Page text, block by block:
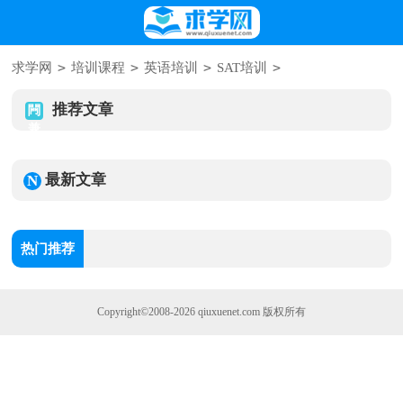
求学网 > 培训课程 > 英语培训 > SAT培训 >
推荐文章
最新文章
热门推荐
Copyright©2008-2026 qiuxuenet.com 版权所有